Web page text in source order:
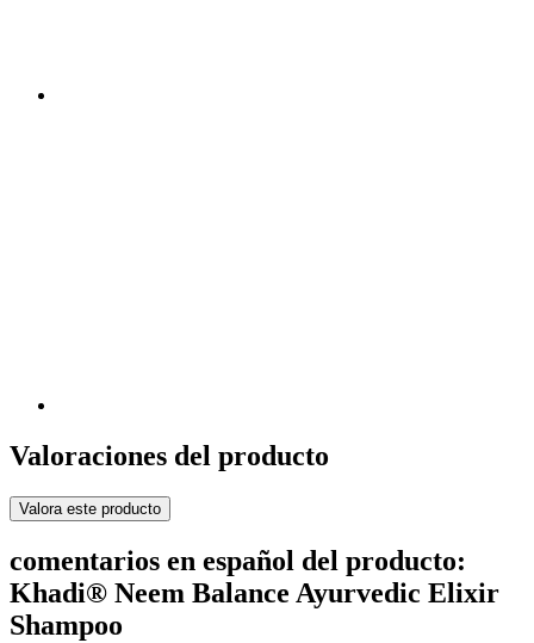
Valoraciones del producto
Valora este producto
comentarios en español del producto:
Khadi® Neem Balance Ayurvedic Elixir
Shampoo